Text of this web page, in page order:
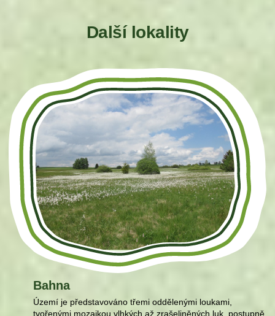
Další lokality
Bahna
Území je představováno třemi oddělenými loukami,
tvořenými mozaikou vlhkých až zrašeliněných luk, postupně